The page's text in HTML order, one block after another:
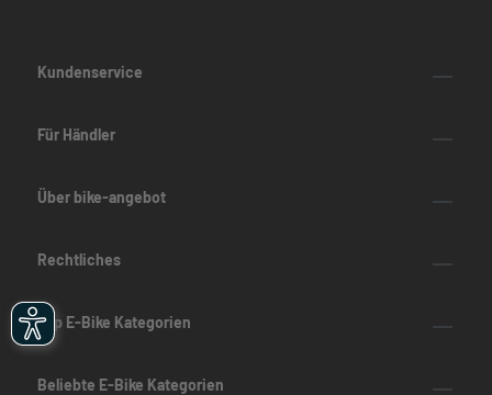
Kundenservice
Für Händler
Über bike-angebot
Rechtliches
Top E-Bike Kategorien
Beliebte E-Bike Kategorien